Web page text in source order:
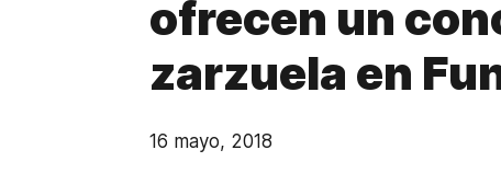
ofrecen un
zarzuela en
16 mayo, 2018